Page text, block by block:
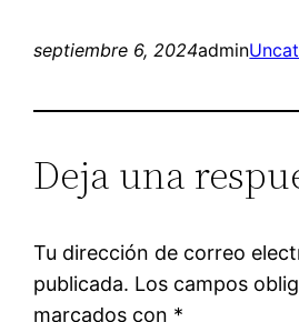
septiembre 6, 2024admin
Deja una
Tu dirección de correo
publicada. Los campos
marcados con *